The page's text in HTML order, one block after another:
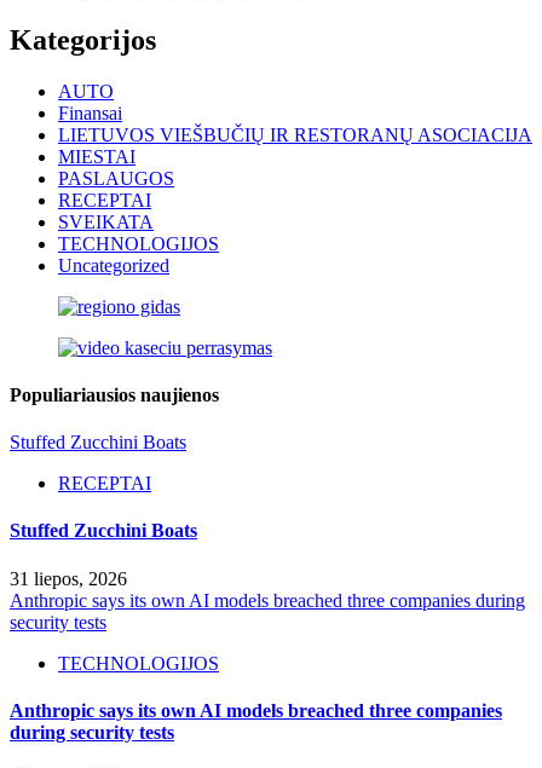
Kategorijos
AUTO
Finansai
LIETUVOS VIEŠBUČIŲ IR RESTORANŲ ASOCIACIJA
MIESTAI
PASLAUGOS
RECEPTAI
SVEIKATA
TECHNOLOGIJOS
Uncategorized
Populiariausios naujienos
Stuffed Zucchini Boats
RECEPTAI
Stuffed Zucchini Boats
31 liepos, 2026
Anthropic says its own AI models breached three companies during
security tests
TECHNOLOGIJOS
Anthropic says its own AI models breached three companies
during security tests